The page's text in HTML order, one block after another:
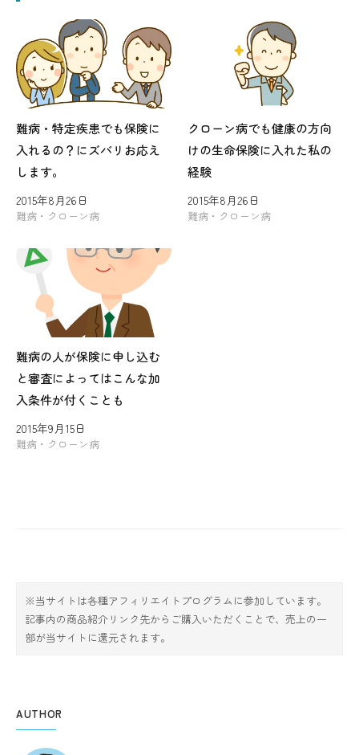
難病・特定疾患でも保険に
入れるの？にズバリお応え
します。
2015年8月26日
難病・クローン病
クローン病でも健康の方向
けの生命保険に入れた私の
経験
2015年8月26日
難病・クローン病
難病の人が保険に申し込む
と審査によってはこんな加
入条件が付くことも
2015年9月15日
難病・クローン病
※当サイトは各種アフィリエイトプログラムに参加しています。
記事内の商品紹介リンク先からご購入いただくことで、売上の一
部が当サイトに還元されます。
AUTHOR